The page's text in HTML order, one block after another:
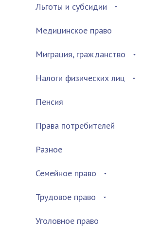
Льготы и субсидии
Медицинское право
Миграция, гражданство
Налоги физических лиц
Пенсия
Права потребителей
Разное
Семейное право
Трудовое право
Уголовное право